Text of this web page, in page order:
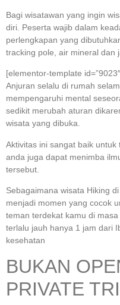
Bagi wisatawan yang ingin
diri. Peserta wajib dalam
perlengkapan yang
tracking pole, air mineral dan
[elementor-template
Anjuran selalu di rumah
mempengaruhi mental
sedikit merubah aturan
wisata yang dibuka.
Aktivitas ini sangat baik untuk
anda juga dapat menimba
tersebut.
Sebagaimana wisata Hiking
menjadi momen yang cocok
teman terdekat kamu di
terlalu jauh hanya 1 jam dari
kesehatan
BUKAN
PRIVATE